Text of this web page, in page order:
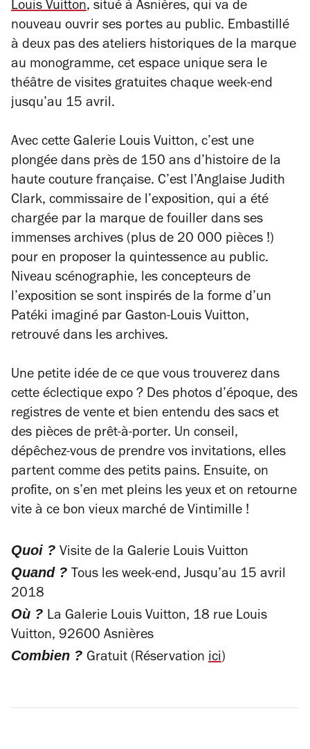
Louis Vuitton, situé à Asnières, qui va de
nouveau ouvrir ses portes au public. Embastillé
à deux pas des ateliers historiques de la marque
au monogramme, cet espace unique sera le
théâtre de visites gratuites chaque week-end
jusqu’au 15 avril.
Avec cette Galerie Louis Vuitton, c’est une
plongée dans près de 150 ans d’histoire de la
haute couture française. C’est l’Anglaise Judith
Clark, commissaire de l’exposition, qui a été
chargée par la marque de fouiller dans ses
immenses archives (plus de 20 000 pièces !)
pour en proposer la quintessence au public.
Niveau scénographie, les concepteurs de
l’exposition se sont inspirés de la forme d’un
Patéki imaginé par Gaston-Louis Vuitton,
retrouvé dans les archives.
Une petite idée de ce que vous trouverez dans
cette éclectique expo ? Des photos d’époque, des
registres de vente et bien entendu des sacs et
des pièces de prêt-à-porter. Un conseil,
dépêchez-vous de prendre vos invitations, elles
partent comme des petits pains. Ensuite, on
profite, on s’en met pleins les yeux et on retourne
vite à ce bon vieux marché de Vintimille !
Quoi ? Visite de la Galerie Louis Vuitton
Quand ? Tous les week-end, Jusqu’au 15 avril
2018
Où ? La Galerie Louis Vuitton, 18 rue Louis
Vuitton, 92600 Asnières
Combien ? Gratuit (Réservation ici)